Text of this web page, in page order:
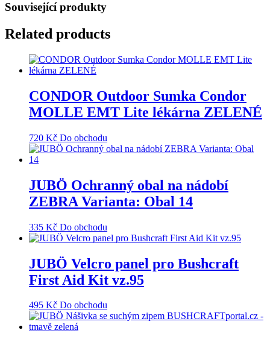
Související produkty
Related products
CONDOR Outdoor Sumka Condor
MOLLE EMT Lite lékárna ZELENÉ
720 Kč Do obchodu
JUBÖ Ochranný obal na nádobí
ZEBRA Varianta: Obal 14
335 Kč Do obchodu
JUBÖ Velcro panel pro Bushcraft
First Aid Kit vz.95
495 Kč Do obchodu